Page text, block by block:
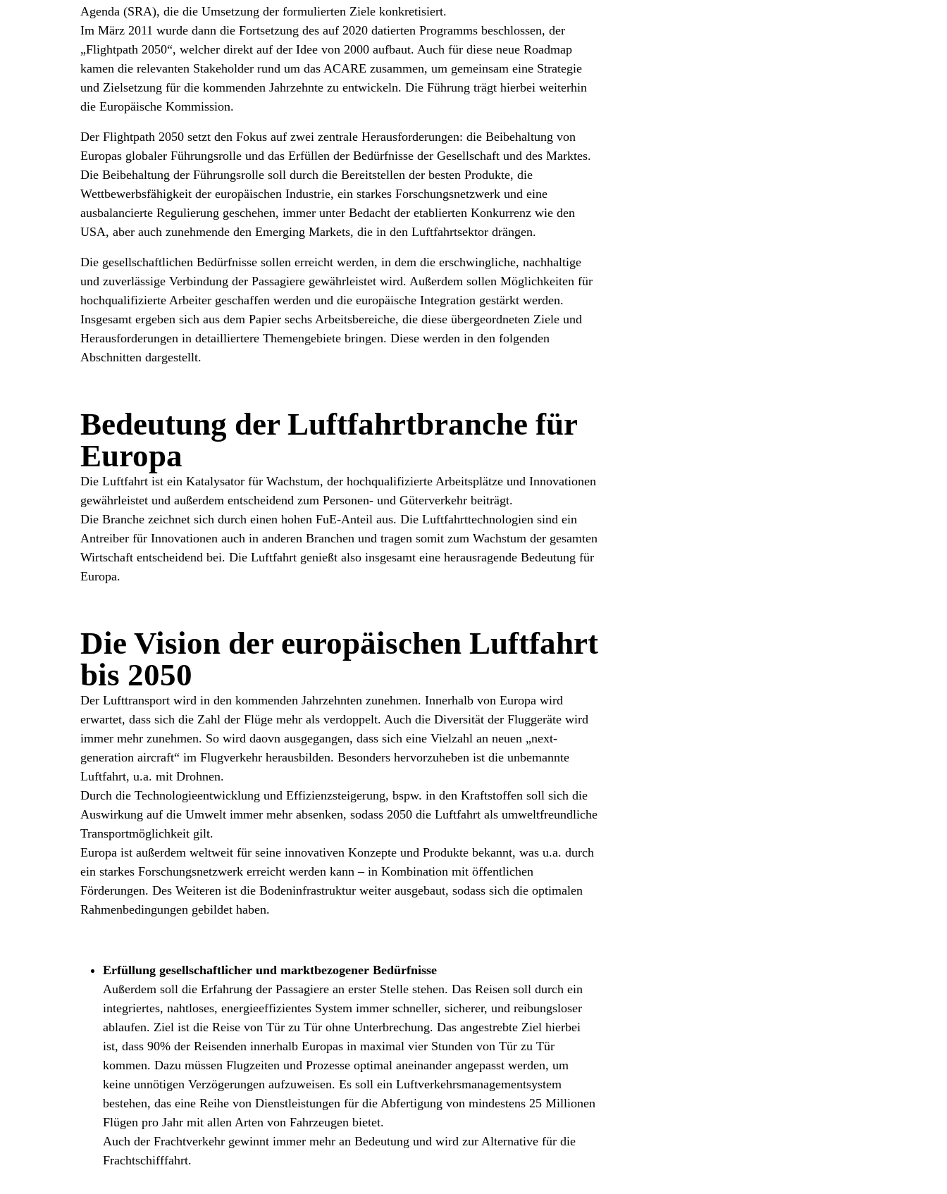
Agenda (SRA), die die Umsetzung der formulierten Ziele konkretisiert.
Im März 2011 wurde dann die Fortsetzung des auf 2020 datierten Programms beschlossen, der
„Flightpath 2050“, welcher direkt auf der Idee von 2000 aufbaut. Auch für diese neue Roadmap
kamen die relevanten Stakeholder rund um das ACARE zusammen, um gemeinsam eine Strategie
und Zielsetzung für die kommenden Jahrzehnte zu entwickeln. Die Führung trägt hierbei weiterhin
die Europäische Kommission.
Der Flightpath 2050 setzt den Fokus auf zwei zentrale Herausforderungen: die Beibehaltung von
Europas globaler Führungsrolle und das Erfüllen der Bedürfnisse der Gesellschaft und des Marktes.
Die Beibehaltung der Führungsrolle soll durch die Bereitstellen der besten Produkte, die
Wettbewerbsfähigkeit der europäischen Industrie, ein starkes Forschungsnetzwerk und eine
ausbalancierte Regulierung geschehen, immer unter Bedacht der etablierten Konkurrenz wie den
USA, aber auch zunehmende den Emerging Markets, die in den Luftfahrtsektor drängen.
Die gesellschaftlichen Bedürfnisse sollen erreicht werden, in dem die erschwingliche, nachhaltige
und zuverlässige Verbindung der Passagiere gewährleistet wird. Außerdem sollen Möglichkeiten für
hochqualifizierte Arbeiter geschaffen werden und die europäische Integration gestärkt werden.
Insgesamt ergeben sich aus dem Papier sechs Arbeitsbereiche, die diese übergeordneten Ziele und
Herausforderungen in detailliertere Themengebiete bringen. Diese werden in den folgenden
Abschnitten dargestellt.
Bedeutung der Luftfahrtbranche für
Europa
Die Luftfahrt ist ein Katalysator für Wachstum, der hochqualifizierte Arbeitsplätze und Innovationen
gewährleistet und außerdem entscheidend zum Personen- und Güterverkehr beiträgt.
Die Branche zeichnet sich durch einen hohen FuE-Anteil aus. Die Luftfahrttechnologien sind ein
Antreiber für Innovationen auch in anderen Branchen und tragen somit zum Wachstum der gesamten
Wirtschaft entscheidend bei. Die Luftfahrt genießt also insgesamt eine herausragende Bedeutung für
Europa.
Die Vision der europäischen Luftfahrt
bis 2050
Der Lufttransport wird in den kommenden Jahrzehnten zunehmen. Innerhalb von Europa wird
erwartet, dass sich die Zahl der Flüge mehr als verdoppelt. Auch die Diversität der Fluggeräte wird
immer mehr zunehmen. So wird daovn ausgegangen, dass sich eine Vielzahl an neuen „next-
generation aircraft“ im Flugverkehr herausbilden. Besonders hervorzuheben ist die unbemannte
Luftfahrt, u.a. mit Drohnen.
Durch die Technologieentwicklung und Effizienzsteigerung, bspw. in den Kraftstoffen soll sich die
Auswirkung auf die Umwelt immer mehr absenken, sodass 2050 die Luftfahrt als umweltfreundliche
Transportmöglichkeit gilt.
Europa ist außerdem weltweit für seine innovativen Konzepte und Produkte bekannt, was u.a. durch
ein starkes Forschungsnetzwerk erreicht werden kann – in Kombination mit öffentlichen
Förderungen. Des Weiteren ist die Bodeninfrastruktur weiter ausgebaut, sodass sich die optimalen
Rahmenbedingungen gebildet haben.
Erfüllung gesellschaftlicher und marktbezogener Bedürfnisse
Außerdem soll die Erfahrung der Passagiere an erster Stelle stehen. Das Reisen soll durch ein
integriertes, nahtloses, energieeffizientes System immer schneller, sicherer, und reibungsloser
ablaufen. Ziel ist die Reise von Tür zu Tür ohne Unterbrechung. Das angestrebte Ziel hierbei
ist, dass 90% der Reisenden innerhalb Europas in maximal vier Stunden von Tür zu Tür
kommen. Dazu müssen Flugzeiten und Prozesse optimal aneinander angepasst werden, um
keine unnötigen Verzögerungen aufzuweisen. Es soll ein Luftverkehrsmanagementsystem
bestehen, das eine Reihe von Dienstleistungen für die Abfertigung von mindestens 25 Millionen
Flügen pro Jahr mit allen Arten von Fahrzeugen bietet.
Auch der Frachtverkehr gewinnt immer mehr an Bedeutung und wird zur Alternative für die
Frachtschifffahrt.